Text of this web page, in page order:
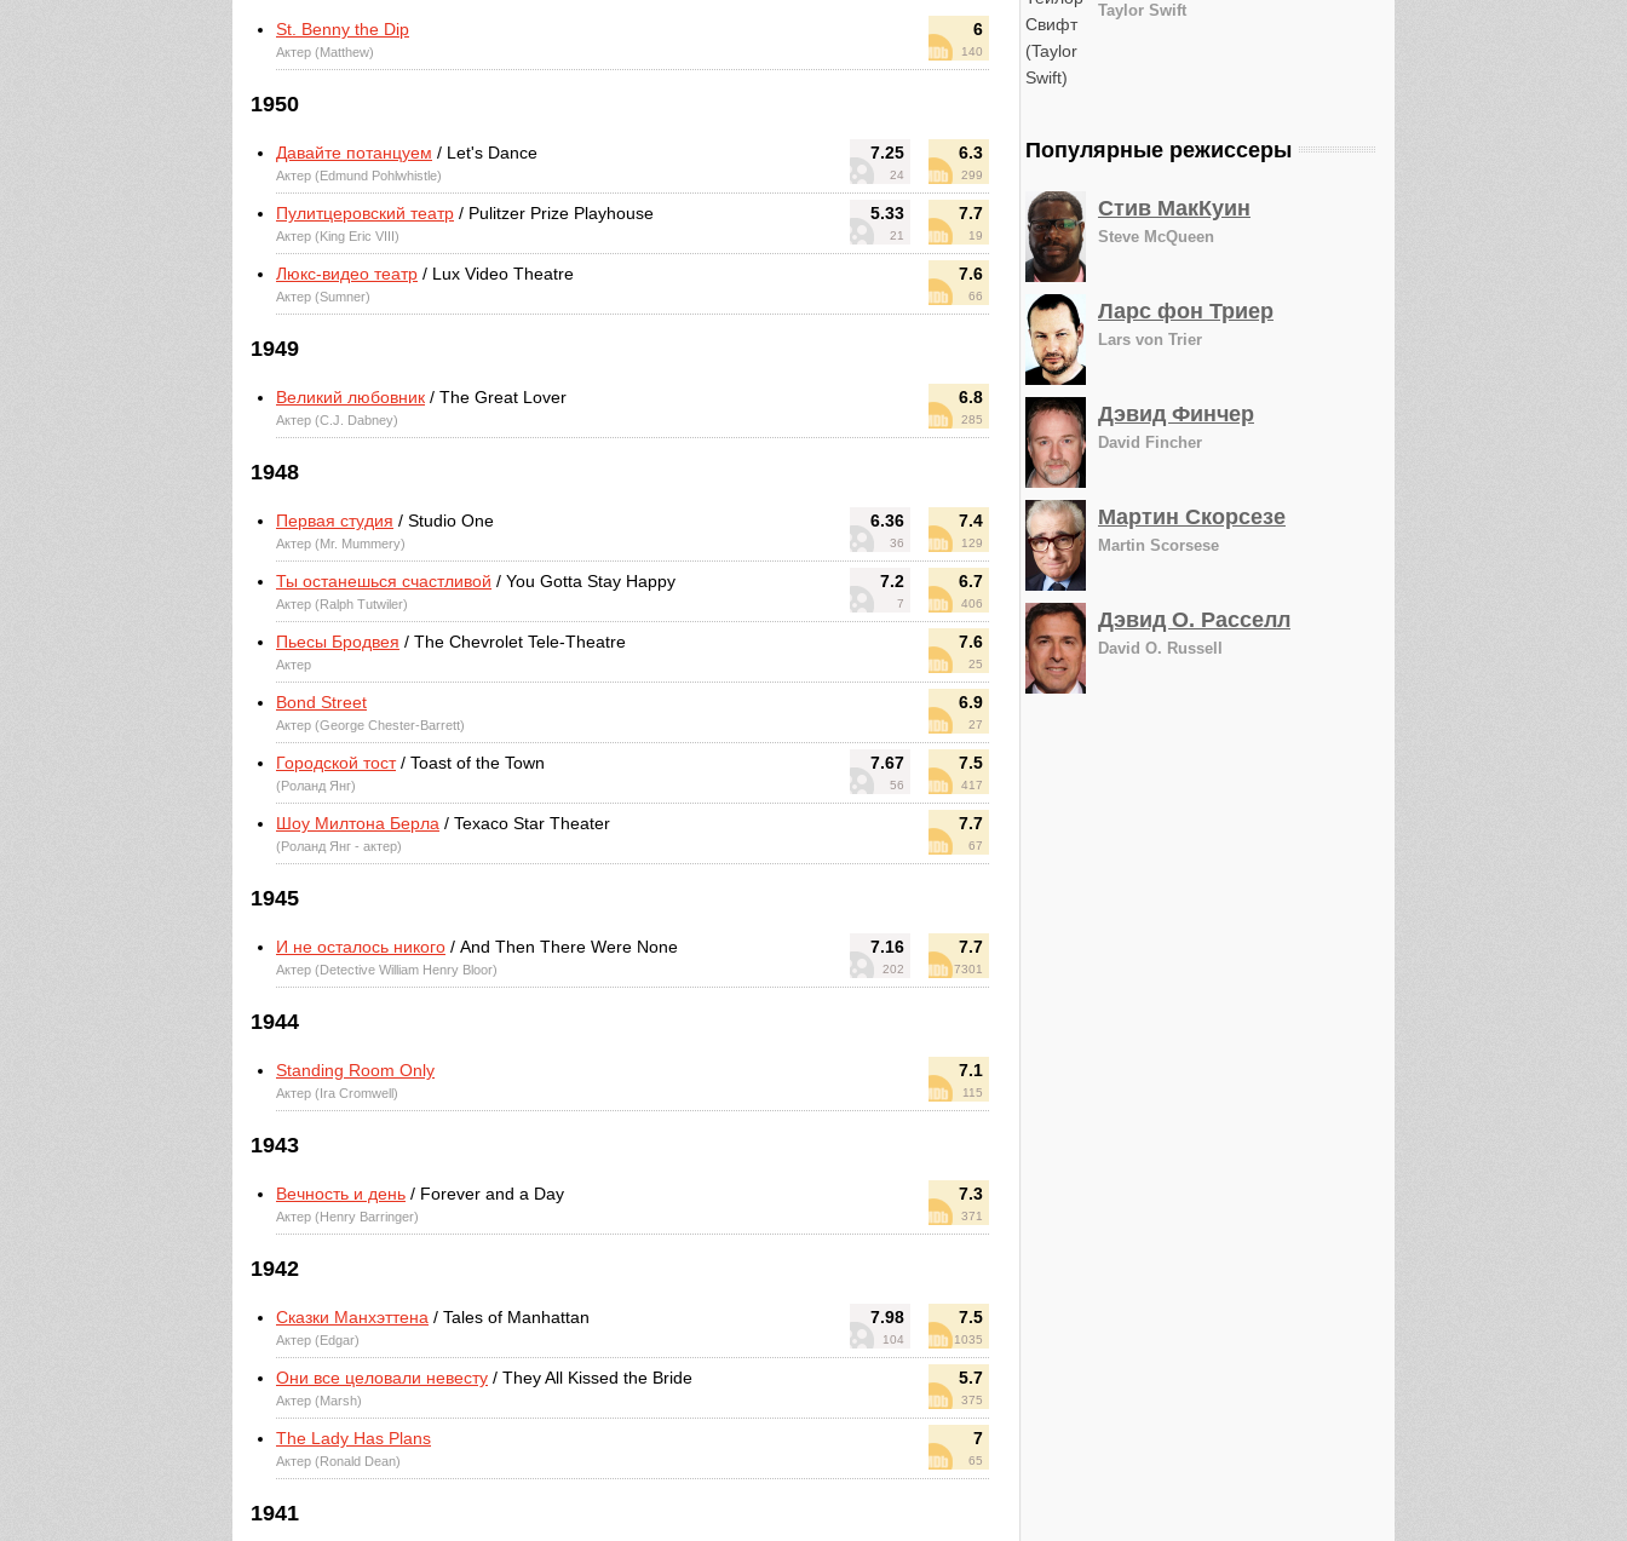
6
140
St. Benny the Dip
Актер (Matthew)
1950
7.25
24
6.3
299
Давайте потанцуем / Let's Dance
Актер (Edmund Pohlwhistle)
5.33
21
7.7
19
Пулитцеровский театр / Pulitzer Prize Playhouse
Актер (King Eric VIII)
7.6
66
Люкс-видео театр / Lux Video Theatre
Актер (Sumner)
1949
6.8
285
Великий любовник / The Great Lover
Актер (C.J. Dabney)
1948
6.36
36
7.4
129
Первая студия / Studio One
Актер (Mr. Mummery)
7.2
7
6.7
406
Ты останешься счастливой / You Gotta Stay Happy
Актер (Ralph Tutwiler)
7.6
25
Пьесы Бродвея / The Chevrolet Tele-Theatre
Актер
6.9
27
Bond Street
Актер (George Chester-Barrett)
7.67
56
7.5
417
Городской тост/ Toast of the Town
(Роланд Янг)
7.7
67
Шоу Милтона Берла / Texaco Star Theater
(Роланд Янг - актер)
1945
7.16
202
7.7
7301
И не осталось никого / And Then There Were None
Актер (Detective William Henry Bloor)
1944
7.1
115
Standing Room Only
Актер (Ira Cromwell)
1943
7.3
371
Вечность и день / Forever and a Day
Актер (Henry Barringer)
1942
7.98
104
7.5
1035
Сказки Манхэттена / Tales of Manhattan
Актер (Edgar)
5.7
375
Они все целовали невесту / They All Kissed the Bride
Актер (Marsh)
7
65
The Lady Has Plans
Актер (Ronald Dean)
1941
Taylor Swift
Популярные режиссеры
Стив МакКуин
Steve McQueen
Ларс фон Триер
Lars von Trier
Дэвид Финчер
David Fincher
Мартин Скорсезе
Martin Scorsese
Дэвид О. Расселл
David O. Russell